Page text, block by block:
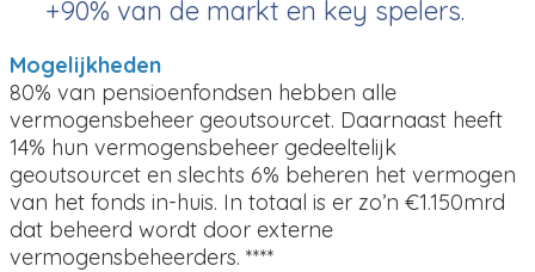
+90% van de markt en key spelers.
Mogelijkheden
80% van pensioenfondsen hebben alle
vermogensbeheer geoutsourcet. Daarnaast heeft
14% hun vermogensbeheer gedeeltelijk
geoutsourcet en slechts 6% beheren het vermogen
van het fonds in-huis. In totaal is er zo’n €1.150mrd
dat beheerd wordt door externe
vermogensbeheerders. ****